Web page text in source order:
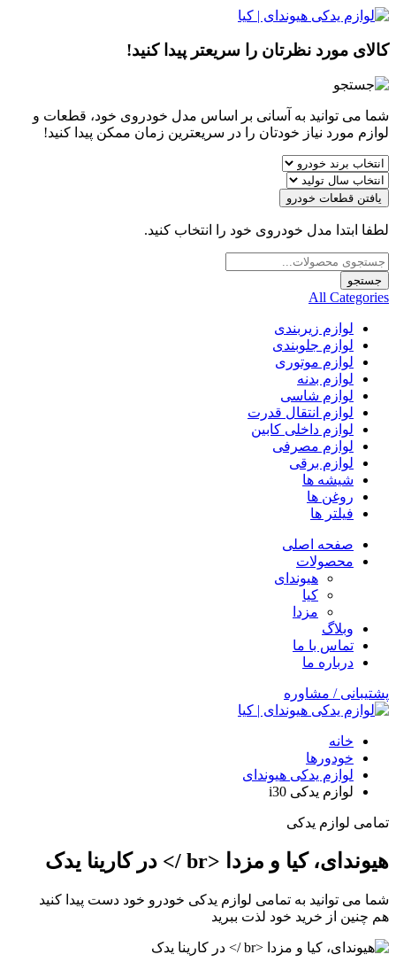
کالای مورد نظرتان را سریعتر پیدا کنید!
شما می توانید به آسانی بر اساس مدل خودروی خود، قطعات و
لوازم مورد نیاز خودتان را در سریعترین زمان ممکن پیدا کنید!
یافتن قطعات خودرو
لطفا ابتدا مدل خودروی خود را انتخاب کنید.
Products
search
جستجو
All Categories
لوازم زیربندی
لوازم جلوبندی
لوازم موتوری
لوازم بدنه
لوازم شاسی
لوازم انتقال قدرت
لوازم داخلی کابین
لوازم مصرفی
لوازم برقی
شیشه ها
روغن ها
فیلتر ها
صفحه اصلی
محصولات
هیوندای
کیا
مزدا
وبلاگ
تماس با ما
درباره ما
پشتیبانی / مشاوره
خانه
خودورها
لوازم یدکی هیوندای
لوازم یدکی i30
تمامی لوازم یدکی
هیوندای، کیا و مزدا <br /> در کارینا یدک
شما می توانید به تمامی لوازم یدکی خودرو خود دست پیدا کنید
هم چنین از خرید خود لذت ببرید